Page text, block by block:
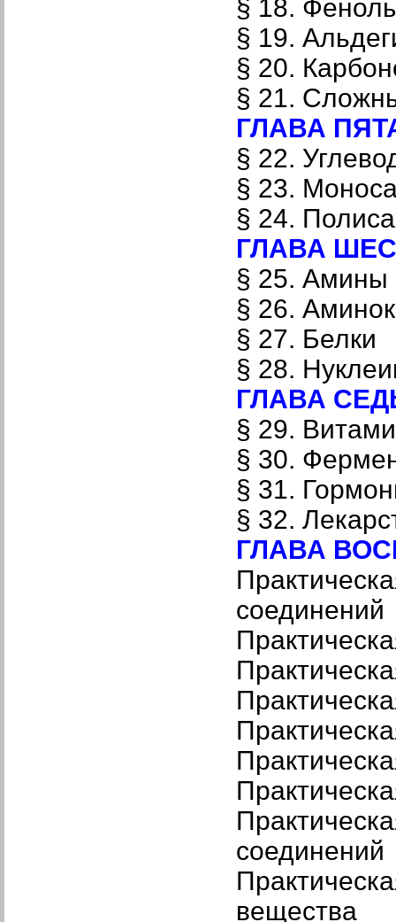
§ 18.
§ 19.
§ 20.
§ 21.
ГЛАВА
§ 22.
§ 23.
§ 24.
ГЛАВА
§ 25.
§ 26.
§ 27.
§ 28.
ГЛАВА
§ 29.
§ 30.
§ 31.
§ 32.
ГЛАВА
вещества